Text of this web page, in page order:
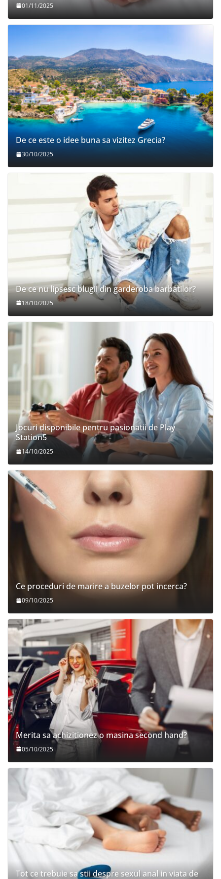
01/11/2025
De ce este o idee buna sa vizitez Grecia?
30/10/2025
De ce nu lipsesc blugii din garderoba barbatilor?
18/10/2025
Jocuri disponibile pentru pasionatii de Play
Station5
14/10/2025
Ce proceduri de marire a buzelor pot incerca?
09/10/2025
Merita sa achizitionez o masina second hand?
05/10/2025
Tot ce trebuie sa stii despre sexul anal in viata de